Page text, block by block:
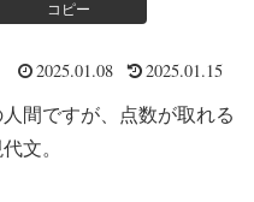
コピー
2025.01.08 2025.01.15
間ですが、点数が取れる
文。